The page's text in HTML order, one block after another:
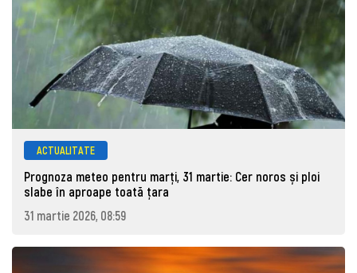
ACTUALITATE
Prognoza meteo pentru marţi, 31 martie: Cer noros și ploi
slabe în aproape toată țara
31 martie 2026, 08:59